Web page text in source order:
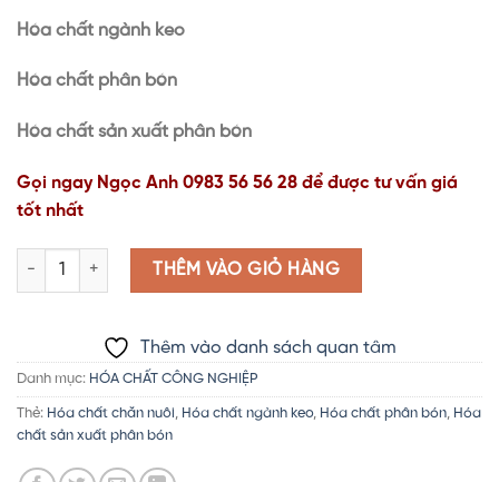
Hóa chất ngành keo
Hóa chất phân bón
Hóa chất sản xuất phân bón
Gọi ngay Ngọc Anh 0983 56 56 28 để được tư vấn giá
tốt nhất
Hóa chất chăn nuôi | Hóa chất ngành keo | Hóa chất phân bón
THÊM VÀO GIỎ HÀNG
Thêm vào danh sách quan tâm
Danh mục: HÓA CHẤT CÔNG NGHIỆP
Thẻ: Hóa chất chăn nuôi, Hóa chất ngành keo, Hóa chất phân bón, Hóa
chất sản xuất phân bón